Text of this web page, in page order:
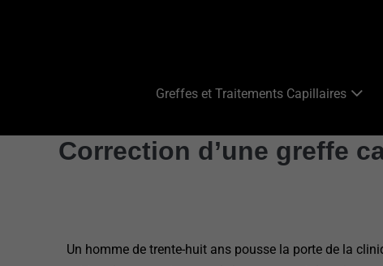
Greffes et Traitements Capillaires
Correction d’une greffe
Un homme de trente-huit ans pousse la porte de la